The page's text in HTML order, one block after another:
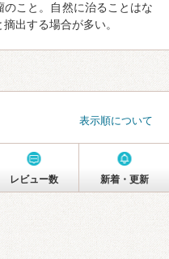
のこと。自然に治ることはな
出する場合が多い。
表示順について
レビュー数 新着・更新